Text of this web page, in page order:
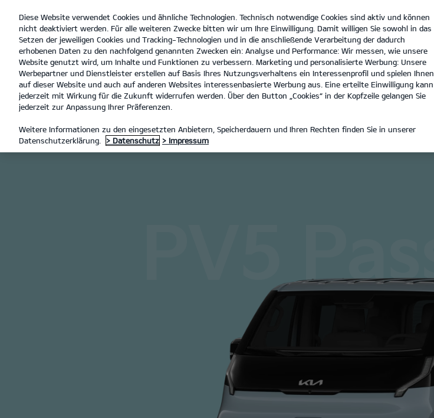
open
menu
Fischer Autohaus in Guben Inh. Dirk Fischer e.K.
PV5 Passenger Entdecken
MODELLE
Diese Website verwendet Cookies und ähnliche Technologien. Technisch notwendige Cookies sind aktiv und können
nicht deaktiviert werden. Für alle weiteren Zwecke bitten wir um Ihre Einwilligung. Damit willigen Sie sowohl in das
Setzen der jeweiligen Cookies und Tracking-Technologien und in die anschließende Verarbeitung der dadurch
erhobenen Daten zu den nachfolgend genannten Zwecken ein: Analyse und Performance: Wir messen, wie unsere
Website genutzt wird, um Inhalte und Funktionen zu verbessern. Marketing und personalisierte Werbung: Unsere
Werbepartner und Dienstleister erstellen auf Basis Ihres Nutzungsverhaltens ein Interessenprofil und spielen Ihnen
auf dieser Website und auch auf anderen Websites interessenbasierte Werbung aus. Eine erteilte Einwilligung kann
jederzeit mit Wirkung für die Zukunft widerrufen werden. Über den Button „Cookies“ in der Kopfzeile gelangen Sie
jederzeit zur Anpassung Ihrer Präferenzen.
Weitere Informationen zu den eingesetzten Anbietern, Speicherdauern und Ihren Rechten finden Sie in unserer
Datenschutzerklärung.
> Datenschutz > Impressum